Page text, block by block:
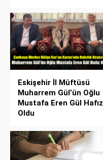
Eskişehir İl Müftüsü
Muharrem Gül’ün Oğlu
Mustafa Eren Gül Hafız
Oldu